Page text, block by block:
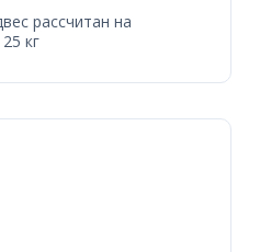
рассчитан на
кг